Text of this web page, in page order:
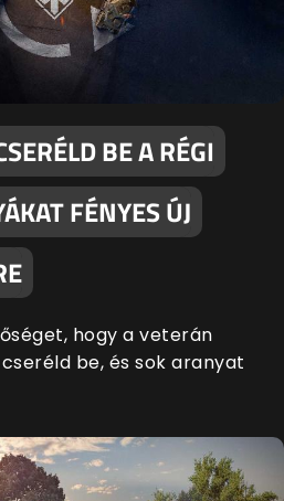
BE A RÉGI
FÉNYES ÚJ
hogy a veterán
be, és sok aranyat